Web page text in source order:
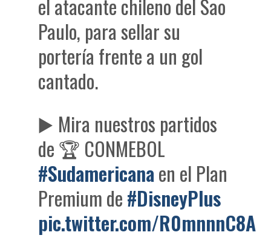
el atacante chileno del Sao
Paulo, para sellar su
portería frente a un gol
cantado.
▶️ Mira nuestros partidos
de 🏆 CONMEBOL
#Sudamericanaen el Plan
Premium de#DisneyPlus
pic.twitter.com/R0mnnnC8AP